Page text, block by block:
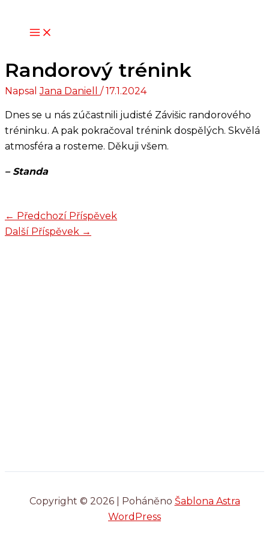
Randorový trénink
NapsalJana Daniell /17.1.2024
Dnes se u nás zúčastnili judisté Závišic randorového
tréninku. A pak pokračoval trénink dospělých. Skvělá
atmosféra a rosteme. Děkuji všem.
– Standa
← Předchozí Příspěvek
Další Příspěvek →
Copyright © 2026 | Poháněno Šablona Astra
WordPress